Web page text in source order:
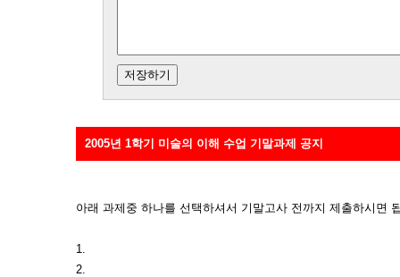
2005년 1학기 미술의 이해 수업 기말과제 공지
아래 과제중 하나를 선택하셔서 기말고사 전까지 제출하시면
1.
2.